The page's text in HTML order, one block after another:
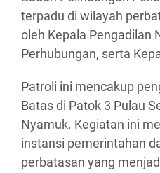
terpadu di wilayah
oleh Kepala Pengadilan
Perhubungan, serta
Patroli ini mencakup
Batas di Patok 3 Pulau
Nyamuk. Kegiatan ini
instansi pemerintahan
perbatasan yang